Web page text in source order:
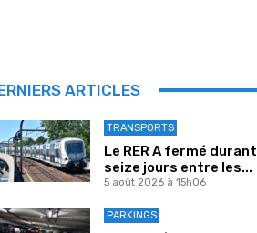
ARTICLES
TRANSPORTS
Le RER A fermé durant
seize jours entre les...
5 août 2026 à 15h06
PARKINGS